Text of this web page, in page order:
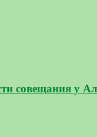
совещания у